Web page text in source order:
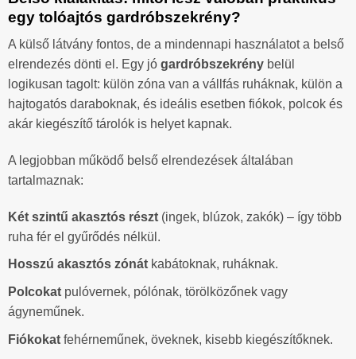
egy tolóajtós gardróbszekrény?
A külső látvány fontos, de a mindennapi használatot a belső
elrendezés dönti el. Egy jó gardróbszekrény belül
logikusan tagolt: külön zóna van a vállfás ruháknak, külön a
hajtogatós daraboknak, és ideális esetben fiókok, polcok és
akár kiegészítő tárolók is helyet kapnak.
A legjobban működő belső elrendezések általában
tartalmaznak:
Két szintű akasztós részt (ingek, blúzok, zakók) – így több
ruha fér el gyűrődés nélkül.
Hosszú akasztós zónát kabátoknak, ruháknak.
Polcokat pulóvernek, pólónak, törölközőnek vagy
ágyneműnek.
Fiókokat fehérneműnek, öveknek, kisebb kiegészítőknek.